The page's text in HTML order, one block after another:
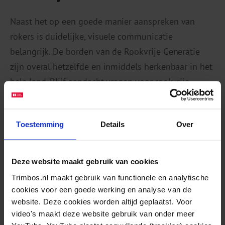
Toestemming Details Over
Deze website maakt gebruik van cookies
Trimbos.nl maakt gebruik van functionele en analytische
cookies voor een goede werking en analyse van de
website. Deze cookies worden altijd geplaatst. Voor
video's maakt deze website gebruik van onder meer
Naast het op een goede manier aanspreken van
rokers is duidelijke, visuele communicatie
belangrijk. De borden van de Rookvrije Generatie
zijn overal hetzelfde en inmiddels herkenbaar in het
hele land. Blijf aandacht vragen voor rookvrije
plekken, zodat nieuwe mensen, zoals bij sportclubs
kan bijvoorbeeld met een jaarlijkse actie of een
campagne.
Regionale en lokale inspiratie
Bekijk de actie‘Hou ‘t leuk met je peuk’van GGD
Gooi en Vechtstreek. Zij hebben de actie gekoppeld